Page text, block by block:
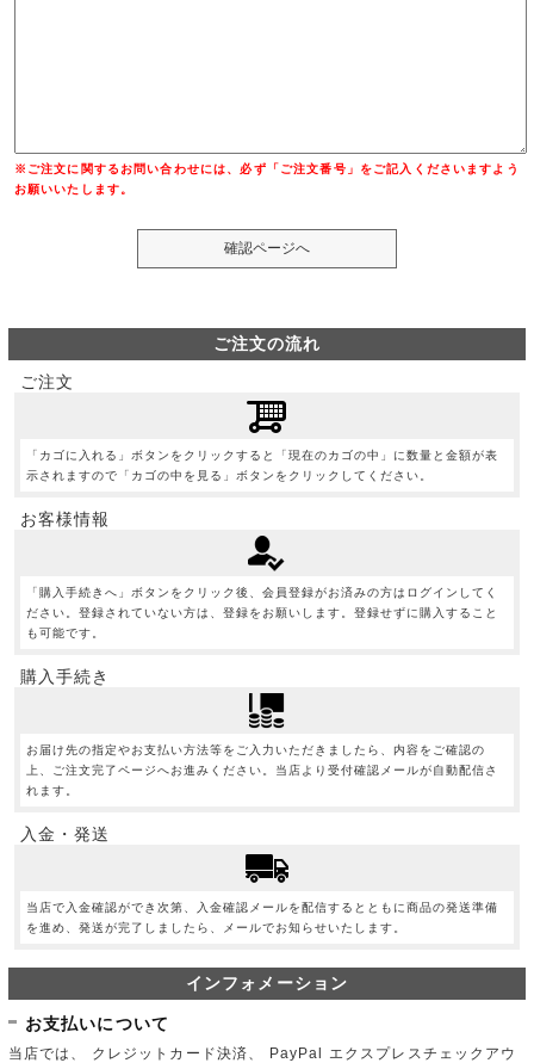
※ご注文に関するお問い合わせには、必ず「ご注文番号」をご記入くださいますよう
お願いいたします。
ご注文の流れ
ご注文
「カゴに入れる」ボタンをクリックすると「現在のカゴの中」に数量と金額が表
示されますので「カゴの中を見る」ボタンをクリックしてください。
お客様情報
「購入手続きへ」ボタンをクリック後、会員登録がお済みの方はログインしてく
ださい。登録されていない方は、登録をお願いします。登録せずに購入すること
も可能です。
購入手続き
お届け先の指定やお支払い方法等をご入力いただきましたら、内容をご確認の
上、ご注文完了ページへお進みください。当店より受付確認メールが自動配信さ
れます。
入金・発送
当店で入金確認ができ次第、入金確認メールを配信するとともに商品の発送準備
を進め、発送が完了しましたら、メールでお知らせいたします。
インフォメーション
お支払いについて
当店では、 クレジットカード決済、 PayPal エクスプレスチェックアウ